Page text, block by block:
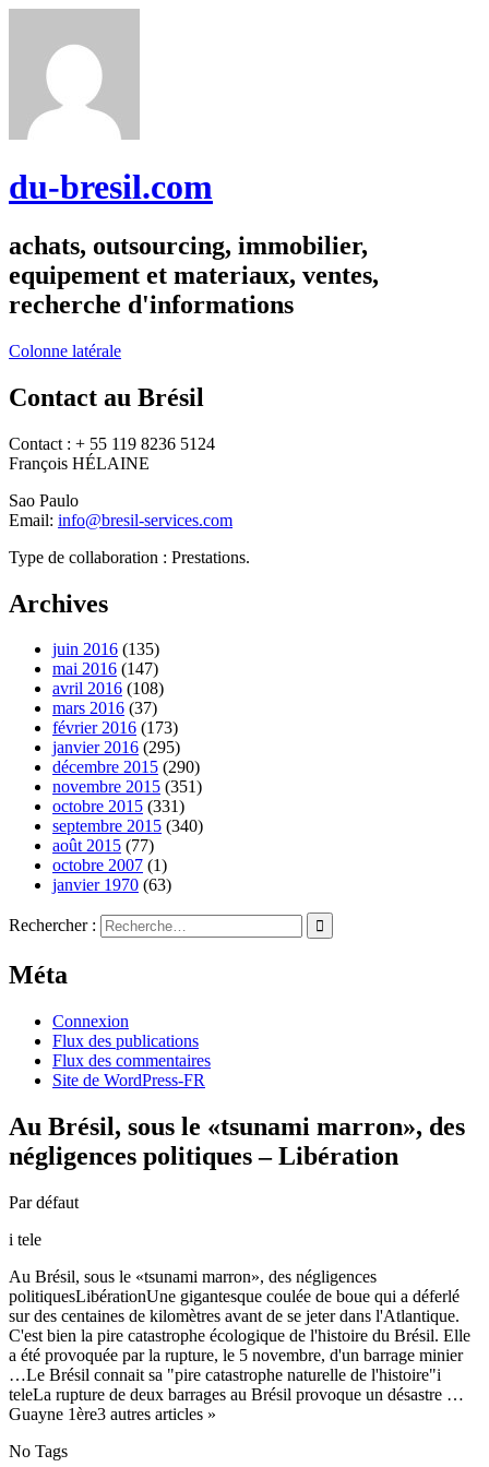
du-bresil.com
achats, outsourcing, immobilier,
equipement et materiaux, ventes,
recherche d'informations
Colonne latérale
Contact au Brésil
Contact : + 55 119 8236 5124
François HÉLAINE
Sao Paulo
Email: info@bresil-services.com
Type de collaboration : Prestations.
Archives
juin 2016 (135)
mai 2016 (147)
avril 2016 (108)
mars 2016 (37)
février 2016 (173)
janvier 2016 (295)
décembre 2015 (290)
novembre 2015 (351)
octobre 2015 (331)
septembre 2015 (340)
août 2015 (77)
octobre 2007 (1)
janvier 1970 (63)
Rechercher :
Méta
Connexion
Flux des publications
Flux des commentaires
Site de WordPress-FR
Au Brésil, sous le «tsunami marron», des
négligences politiques – Libération
Par défaut
i tele
Au Brésil, sous le «tsunami marron», des négligences
politiquesLibérationUne gigantesque coulée de boue qui a déferlé
sur des centaines de kilomètres avant de se jeter dans l'Atlantique.
C'est bien la pire catastrophe écologique de l'histoire du Brésil. Elle
a été provoquée par la rupture, le 5 novembre, d'un barrage minier
…Le Brésil connait sa "pire catastrophe naturelle de l'histoire"i
teleLa rupture de deux barrages au Brésil provoque un désastre …
Guayne 1ère3 autres articles »
No Tags